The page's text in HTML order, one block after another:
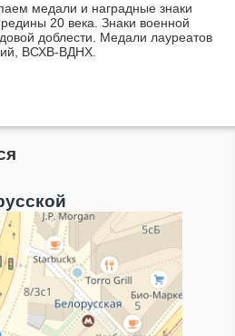
медали и наградные знаки
20 века. Знаки военной
доблести. Медали лауреатов
ВСХВ-ВДНХ